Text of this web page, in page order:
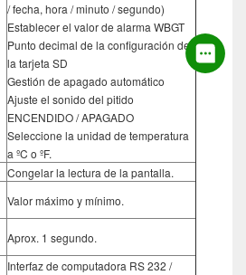
/ fecha, hora / minuto / segundo)
Establecer el valor de alarma WBGT
Punto decimal de la configuración de
la tarjeta SD
Gestión de apagado automático
Ajuste el sonido del pitido
ENCENDIDO / APAGADO
Seleccione la unidad de temperatura
a ºC o ºF.
Congelar la lectura de la pantalla.
Valor máximo y mínimo.
Aprox. 1 segundo.
Interfaz de computadora RS 232 /